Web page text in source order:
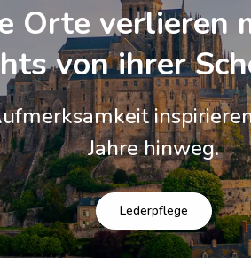
Orte verlieren
von ihrer
Jahre hinweg.
Lederpflege